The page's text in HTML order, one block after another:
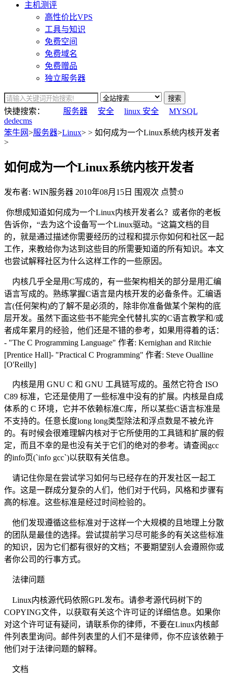
主机测评
高性价比VPS
工具与知识
免费空间
免费域名
免费赠品
独立服务器
搜索
快捷搜索： 服务器 安全 linux 安全
MYSQL
dedecms
笨牛网>服务器>Linux> > 如何成为一个Linux系统内核开发者
>
如何成为一个Linux系统内核开发者
发布者: WIN服务器 2010年08月15日 围观次 点赞:0
你想成知道如何成为一个Linux内核开发者么？或者你的老板
告诉你，“去为这个设备写一个Linux驱动。“这篇文档的目
的，就是通过描述你需要经历的过程和提示你如何和社区一起
工作，来教给你为达到这些目的所需要知道的所有知识。本文
也尝试解释社区为什么这样工作的一些原因。
内核几乎全是用C写成的，有一些架构相关的部分是用汇编
语言写成的。熟练掌握C语言是内核开发的必备条件。汇编语
言(任何架构)的了解不是必须的，除非你准备做某个架构的底
层开发。虽然下面这些书不能完全代替扎实的C语言教学和/或
者成年累月的经验，他们还是不错的参考，如果用得着的话：
- "The C Programming Language" 作者: Kernighan and Ritchie
[Prentice Hall]- "Practical C Programming" 作者: Steve Oualline
[O'Reilly]
内核是用 GNU C 和 GNU 工具链写成的。虽然它符合 ISO
C89 标准，它还是使用了一些标准中没有的扩展。内核是自成
体系的 C 环境，它并不依赖标准C库，所以某些C语言标准是
不支持的。任意长度long long类型除法和浮点数是不被允许
的。有时候会很难理解内核对于它所使用的工具链和扩展的假
定，而且不幸的是也没有关于它们的绝对的参考。请查阅gcc
的info页(`info gcc`)以获取有关信息。
请记住你是在尝试学习如何与已经存在的开发社区一起工
作。这是一群成分复杂的人们，他们对于代码，风格和步骤有
高的标准。这些标准是经过时间检验的。
他们发现遵循这些标准对于这样一个大规模的且地理上分散
的团队是最佳的选择。尝试提前学习尽可能多的有关这些标准
的知识，因为它们都有很好的文档；不要期望别人会遵照你或
者你公司的行事方式。
法律问题
Linux内核源代码依照GPL发布。请参考源代码树下的
COPYING文件，以获取有关这个许可证的详细信息。如果你
对这个许可证有疑问，请联系你的律师，不要在Linux内核邮
件列表里询问。邮件列表里的人们不是律师，你不应该依赖于
他们对于法律问题的解释。
文档